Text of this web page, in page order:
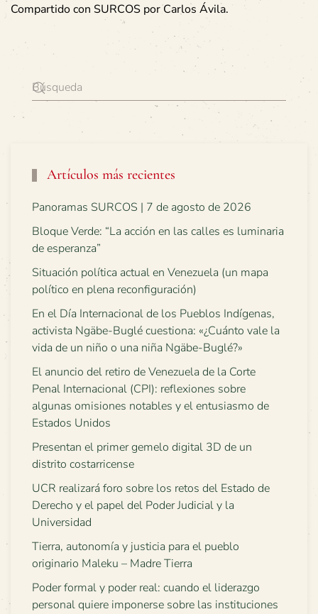
Compartido con SURCOS por Carlos Ávila.
Artículos más recientes
Panoramas SURCOS | 7 de agosto de 2026
Bloque Verde: “La acción en las calles es luminaria
de esperanza”
Situación política actual en Venezuela (un mapa
político en plena reconfiguración)
En el Día Internacional de los Pueblos Indígenas,
activista Ngäbe-Buglé cuestiona: «¿Cuánto vale la
vida de un niño o una niña Ngäbe-Buglé?»
El anuncio del retiro de Venezuela de la Corte
Penal Internacional (CPI): reflexiones sobre
algunas omisiones notables y el entusiasmo de
Estados Unidos
Presentan el primer gemelo digital 3D de un
distrito costarricense
UCR realizará foro sobre los retos del Estado de
Derecho y el papel del Poder Judicial y la
Universidad
Tierra, autonomía y justicia para el pueblo
originario Maleku – Madre Tierra
Poder formal y poder real: cuando el liderazgo
personal quiere imponerse sobre las instituciones